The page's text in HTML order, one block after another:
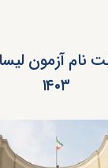
ثبت نام آزمون
۱۴۰۳